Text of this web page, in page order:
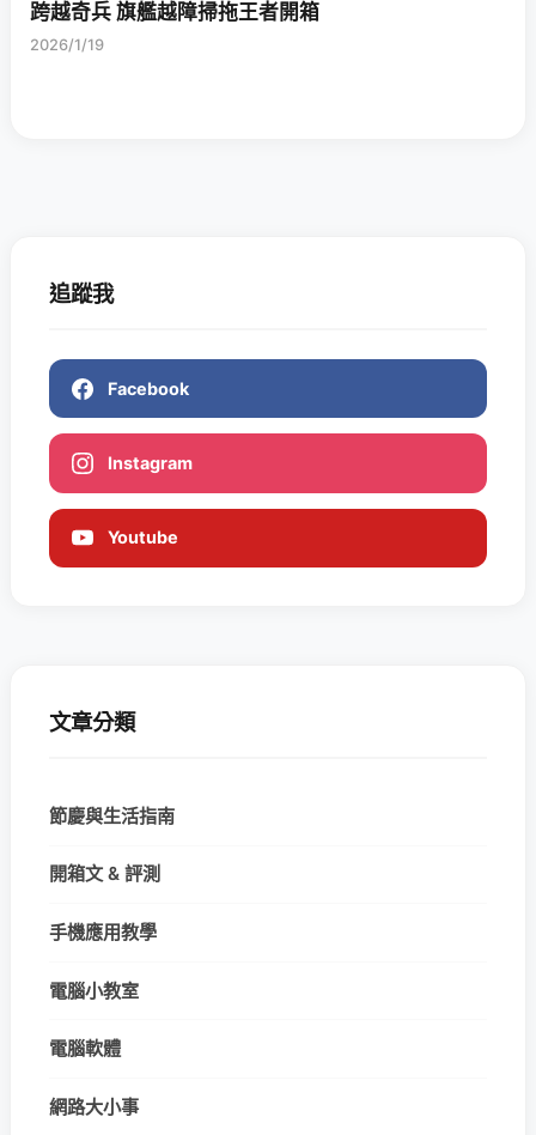
跨越奇兵 旗艦越障掃拖王者開箱
2026/1/19
追蹤我
Facebook
Instagram
Youtube
文章分類
節慶與生活指南
開箱文 & 評測
手機應用教學
電腦小教室
電腦軟體
網路大小事